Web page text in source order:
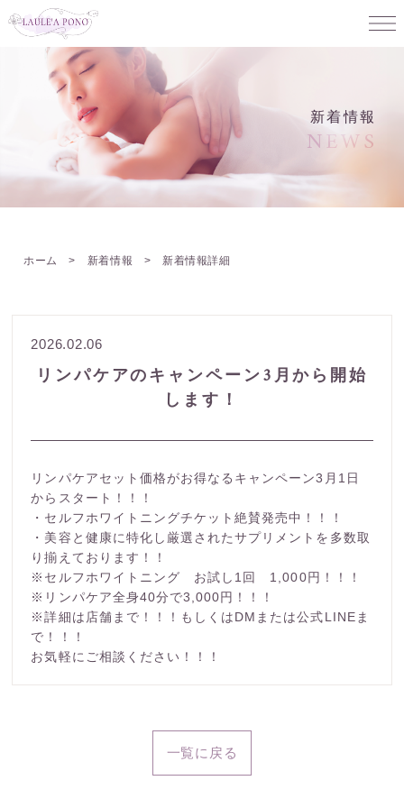
新着情報
NEWS
ホーム > 新着情報 > 新着情報詳細
2026.02.06
リンパケアのキャンペーン3月から開始
します！
リンパケアセット価格がお得なるキャンペーン3月1日
からスタート！！！
・セルフホワイトニングチケット絶賛発売中！！！
・美容と健康に特化し厳選されたサプリメントを多数取
り揃えております！！
※セルフホワイトニング お試し1回 1,000円！！！
※リンパケア全身40分で3,000円！！！
※詳細は店舗まで！！！もしくはDMまたは公式LINEま
で！！！
お気軽にご相談ください！！！
一覧に戻る